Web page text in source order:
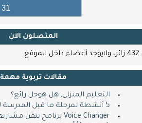
31
المتصلون اﻵن
432 زائر، ولايوجد أعضاء داخل الموقع
مقالات تربوية مهمة
التعليم المنزلي, هل هوحل رائع؟
5 أنشطة لمرحلة ما قبل المدرسة ليوم الأجداد
Voice Changer برنامج يتقن مشاريعك التعليمية